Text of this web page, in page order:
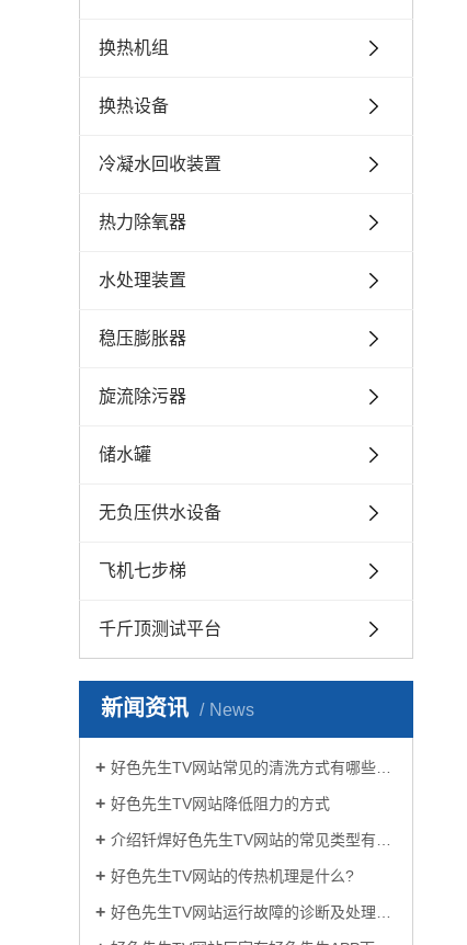
换热机组
换热设备
冷凝水回收装置
热力除氧器
水处理装置
稳压膨胀器
旋流除污器
储水罐
无负压供水设备
飞机七步梯
千斤顶测试平台
新闻资讯 News
好色先生TV网站常见的清洗方式有哪些？
好色先生TV网站降低阻力的方式
介绍钎焊好色先生TV网站的常见类型有哪些
好色先生TV网站的传热机理是什么?
好色先生TV网站运行故障的诊断及处理方法